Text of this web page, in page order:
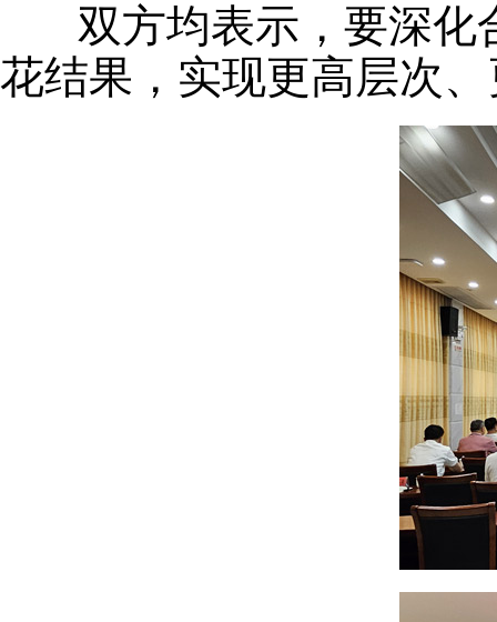
双方均表示，要深化
花结果，实现更高层次